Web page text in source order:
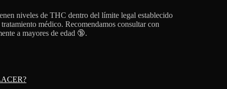
niveles de THC dentro del límite legal establecido
médico. Recomendamos consultar con
a mayores de edad 🔞.